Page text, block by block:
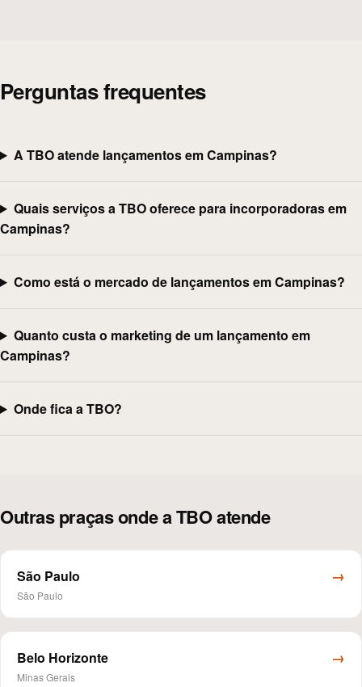
Perguntas frequentes
A TBO atende lançamentos em Campinas?
Quais serviços a TBO oferece para incorporadoras em
Campinas?
Como está o mercado de lançamentos em Campinas?
Quanto custa o marketing de um lançamento em
Campinas?
Onde fica a TBO?
Outras praças onde a TBO atende
São Paulo
São Paulo
→
Belo Horizonte
Minas Gerais
→